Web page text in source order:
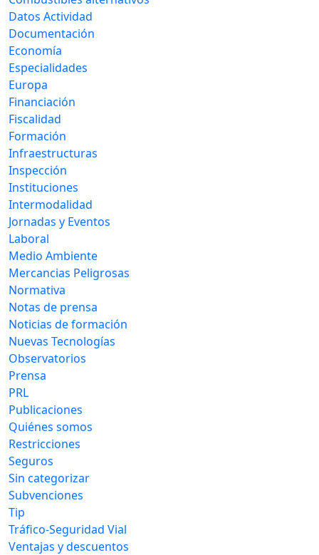
Datos Actividad
Documentación
Economía
Especialidades
Europa
Financiación
Fiscalidad
Formación
Infraestructuras
Inspección
Instituciones
Intermodalidad
Jornadas y Eventos
Laboral
Medio Ambiente
Mercancias Peligrosas
Normativa
Notas de prensa
Noticias de formación
Nuevas Tecnologías
Observatorios
Prensa
PRL
Publicaciones
Quiénes somos
Restricciones
Seguros
Sin categorizar
Subvenciones
Tip
Tráfico-Seguridad Vial
Ventajas y descuentos